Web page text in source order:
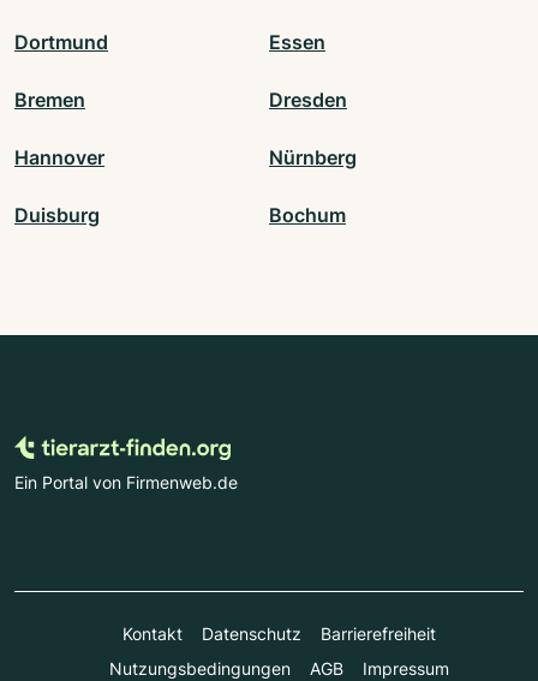
Dortmund Essen
Bremen Dresden
Hannover Nürnberg
Duisburg Bochum
Ein Portal von Firmenweb.de
Kontakt Datenschutz
Barrierefreiheit
Nutzungsbedingungen
AGB Impressum